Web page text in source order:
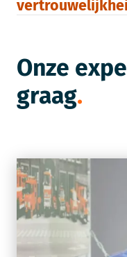
Onze
graag